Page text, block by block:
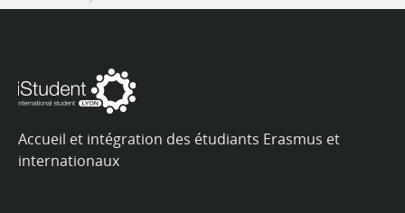
Accueil et intégration des étudiants Erasmus et
internationaux